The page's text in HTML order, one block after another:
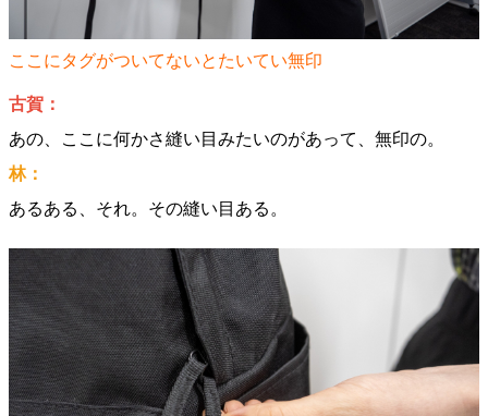
ここにタグがついてないとたいてい無印
古賀：
あの、ここに何かさ縫い目みたいのがあって、無印の。
林：
あるある、それ。その縫い目ある。